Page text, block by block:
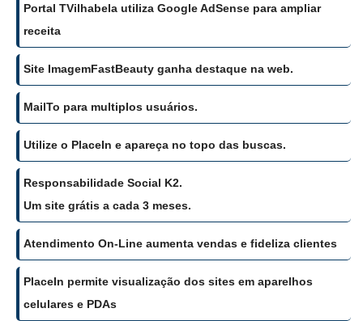
Portal TVilhabela utiliza Google AdSense para ampliar
receita
Site ImagemFastBeauty ganha destaque na web.
MailTo para multiplos usuários.
Utilize o PlaceIn e apareça no topo das buscas.
Responsabilidade Social K2.
Um site grátis a cada 3 meses.
Atendimento On-Line aumenta vendas e fideliza clientes
PlaceIn permite visualização dos sites em aparelhos
celulares e PDAs